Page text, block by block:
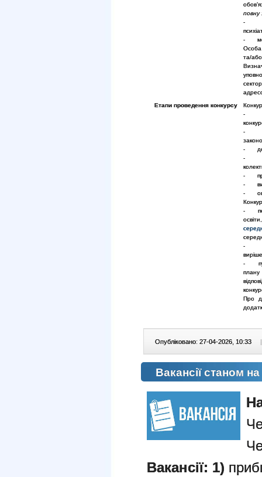
повну
-
-
Особа
та/або
Етапи проведення конкурсу
-
-
-
-
-
-
-
-
-
-
плану
Про
Опубліковано: 27-04-2026, 10:33 |
Вакансії станом
Вакансії: 1)